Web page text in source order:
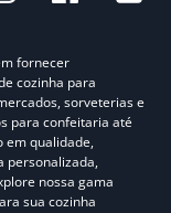
fornecer
cozinha para
sorveterias e
para confeitaria até
em qualidade,
personalizada,
nossa gama
sua cozinha